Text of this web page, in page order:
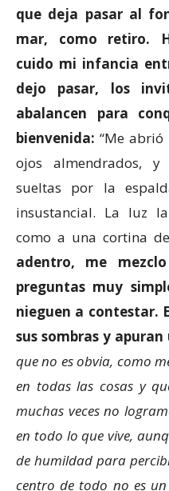
que deja pasar al
mar, como retiro.
cuido mi infancia
dejo pasar, los
abalancen para
bienvenida:“Me
ojos almendrados, y
sueltas por la
insustancial. La luz
como a una cortina de
adentro, me
preguntas muy
nieguen a contestar.
sus sombras y apuran
que no es obvia, como
en todas las cosas y
muchas veces no
en todo lo que vive,
de humildad para
centro de todo no es